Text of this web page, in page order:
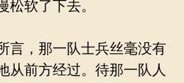
松软了下去。
言，那一队士兵丝毫没有
从前方经过。待那一队人